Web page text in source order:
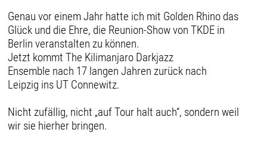
Genau vor einem Jahr hatte ich mit Golden Rhino das
Glück und die Ehre, die Reunion-Show von TKDE in
Berlin veranstalten zu können.
Jetzt kommt The Kilimanjaro Darkjazz
Ensemble nach 17 langen Jahren zurück nach
Leipzig ins UT Connewitz.
Nicht zufällig, nicht „auf Tour halt auch“, sondern weil
wir sie hierher bringen.